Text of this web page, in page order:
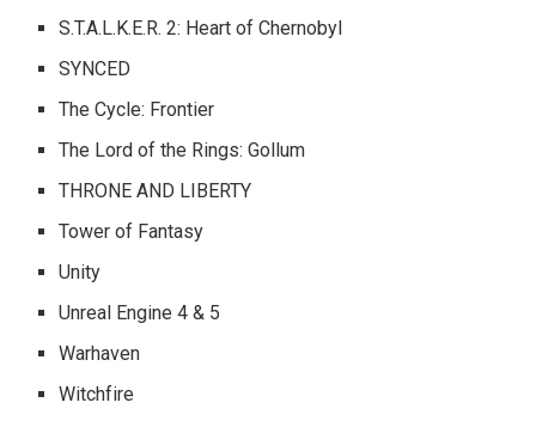
S.T.A.L.K.E.R. 2: Heart of Chernobyl
SYNCED
The Cycle: Frontier
The Lord of the Rings: Gollum
THRONE AND LIBERTY
Tower of Fantasy
Unity
Unreal Engine 4 & 5
Warhaven
Witchfire